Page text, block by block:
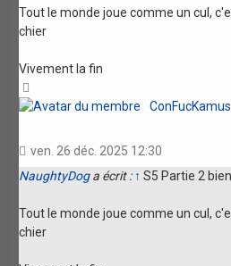
Tout le monde joue comme un cul,
chier
Vivement la fin
ConFucKamus
ven. 26 déc. 2025 12:30
NaughtyDoga écrit : ↑ S5 Partie 2
Tout le monde joue comme un cul,
chier